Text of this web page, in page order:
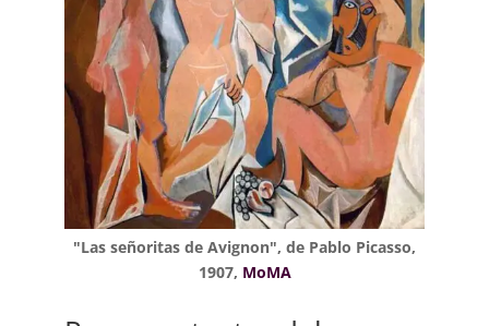
"Las señoritas de Avignon", de Pablo Picasso,
1907, MoMA